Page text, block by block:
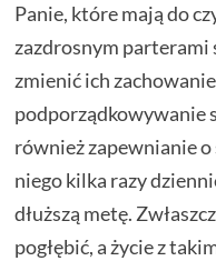
Panie, które mają do
zazdrosnym parterami
zmienić ich
podporządkowywanie
również zapewnianie
niego kilka razy
dłuższą metę.
pogłębić, a życie z